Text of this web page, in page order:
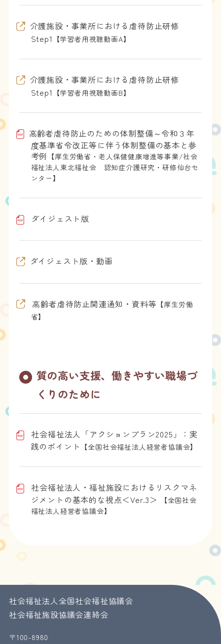
介護施設・事業所における虐待防止研修
Step1 【学習者用視聴動画A】
介護施設・事業所における虐待防止研修
Step1 【学習者用視聴動画B】
高齢者虐待防止のための体制整備～令和３年
度基準省令改正等に伴う体制整備の基本と参
考例 【厚生労働省・老人保健健康増進等事業/社会
福祉法人東北福祉会 認知症介護研究・研修仙台セ
ンター】
ダイジェスト版
ダイジェスト版・動画
高齢者虐待防止関連通知・資料等 【厚生労働
省】
質の高い支援、働きやすい職場づ
くりのために
社会福祉法人「アクションプラン2025」：実
践のポイント 【全国社会福祉法人経営者協議会】
社会福祉法人・福祉施設におけるリスクマネ
ジメントの基本的な視点＜Ver.3＞
【全国社会
福祉法人経営者協議会】
社会福祉法人全国社会福祉協議会
社会福祉施設協議会連絡会
〒100-8980